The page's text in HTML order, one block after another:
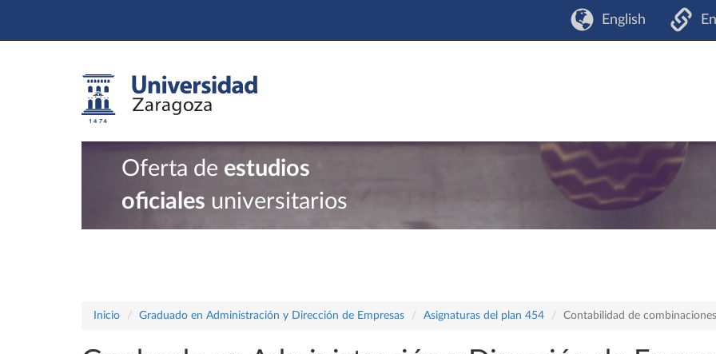
English
Oferta de estudios
oficiales universitarios
Inicio Graduado en Administración y Dirección de Empresas Asignaturas del plan 454 Contabilidad de